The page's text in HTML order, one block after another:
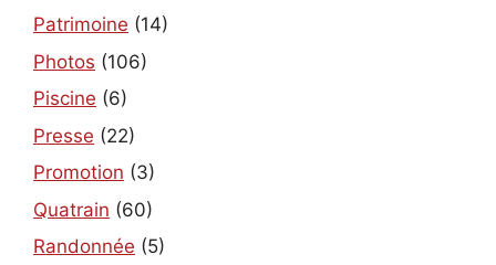
Patrimoine (14)
Photos (106)
Piscine (6)
Presse (22)
Promotion (3)
Quatrain (60)
Randonnée (5)